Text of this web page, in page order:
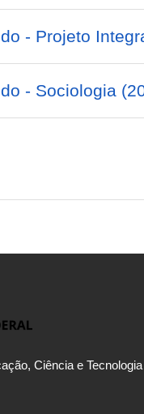
- Projeto
- Sociologia
Ciência e